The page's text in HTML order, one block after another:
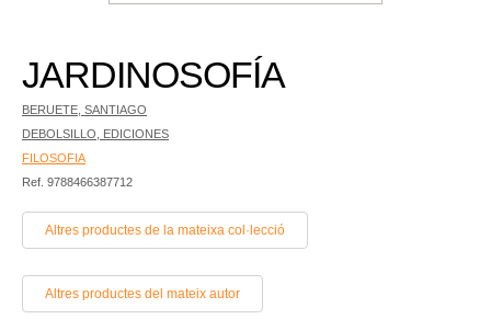
JARDINOSOFÍA
BERUETE, SANTIAGO
DEBOLSILLO, EDICIONES
FILOSOFIA
Ref. 9788466387712
Altres productes de la mateixa col·lecció
Altres productes del mateix autor